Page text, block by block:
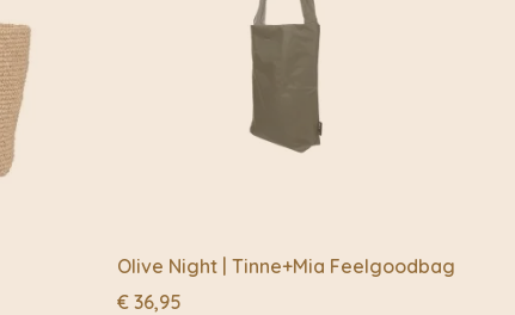
Olive Night | Tinne+Mia Feelgoodbag
€ 36,95